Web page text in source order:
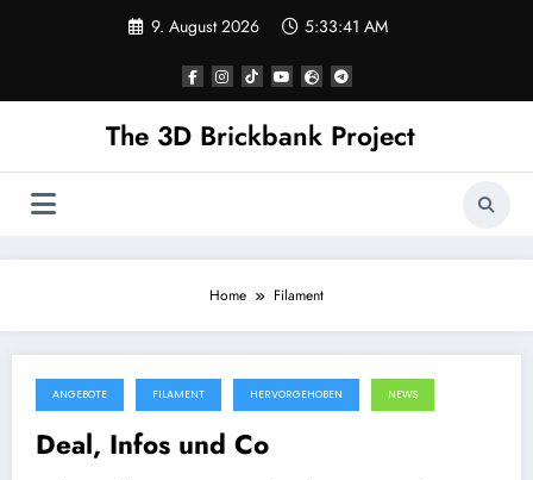
9. August 2026 5:33:42 AM
The 3D Brickbank Project
Home Filament
ANGEBOTE FILAMENT HERVORGEHOBEN NEWS
Deal, Infos und Co